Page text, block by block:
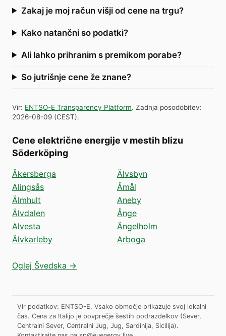
Zakaj je moj račun višji od cene na trgu?
Kako natančni so podatki?
Ali lahko prihranim s premikom porabe?
So jutrišnje cene že znane?
Vir: ENTSO-E Transparency Platform. Zadnja posodobitev:
2026-08-09 (CEST).
Cene električne energije v mestih blizu
Söderköping
Åkersberga
Alingsås
Älmhult
Älvdalen
Alvesta
Älvkarleby
Älvsbyn
Åmål
Aneby
Ånge
Ängelholm
Arboga
Oglej Švedska →
Vir podatkov: ENTSO-E. Vsako območje prikazuje svoj lokalni
čas. Cena za Italijo je povprečje šestih podrazdelkov (Sever,
Centralni Sever, Centralni Jug, Jug, Sardinija, Sicilija).